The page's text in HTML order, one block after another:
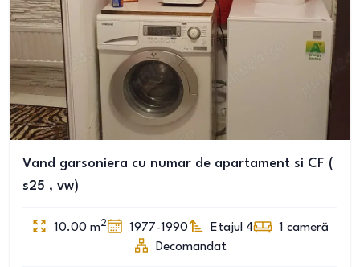
Vand garsoniera cu numar de apartament si CF (
s25 , vw)
10.00 m2 1977-1990 Etajul 4 1 cameră
Decomandat